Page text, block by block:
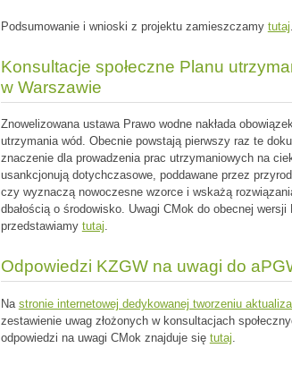
Podsumowanie i wnioski z projektu zamieszczamy tutaj
Konsultacje społeczne Planu
w Warszawie
Znowelizowana ustawa Prawo wodne nakłada
utrzymania wód. Obecnie powstają pierwszy raz te
znaczenie dla prowadzenia prac utrzymaniowych na
usankcjonują dotychczasowe, poddawane przez
czy wyznaczą nowoczesne wzorce i wskażą
dbałością o środowisko. Uwagi CMok do obecnej
przedstawiamy tutaj.
Odpowiedzi KZGW na uwagi do
Na stronie internetowej dedykowanej tworzeniu
zestawienie uwag złożonych w konsultacjach
odpowiedzi na uwagi CMok znajduje się tutaj